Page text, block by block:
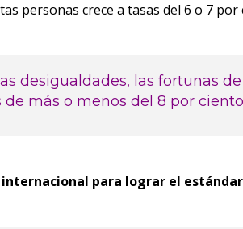
personas crece a tasas del 6 o 7
desigualdades, las fortunas
más o menos del 8 por
para lograr el